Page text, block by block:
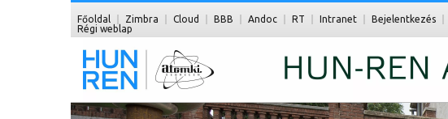
Főoldal Zimbra Cloud BBB Andoc RT Intranet Bejelentkezés
Régi weblap